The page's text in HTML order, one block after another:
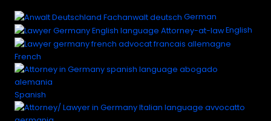
German
English
French
Spanish